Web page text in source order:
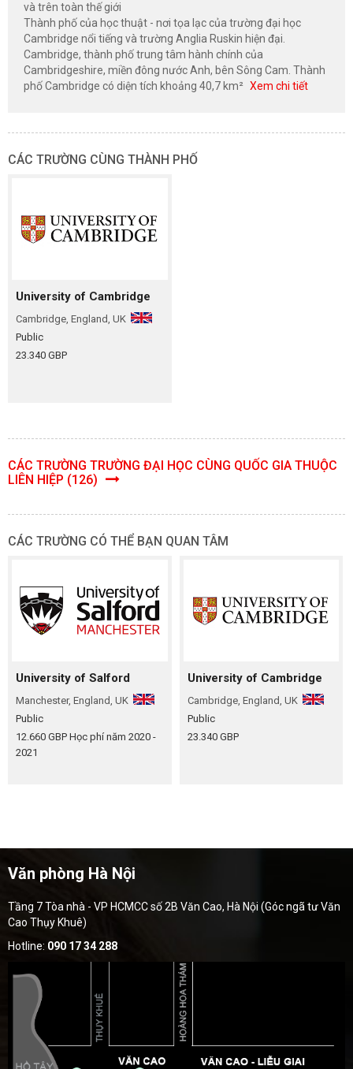
và trên toàn thế giới
Thành phố của học thuật - nơi tọa lạc của trường đại học
Cambridge nổi tiếng và trường Anglia Ruskin hiện đại.
Cambridge, thành phố trung tâm hành chính của
Cambridgeshire, miền đông nước Anh, bên Sông Cam. Thành
phố Cambridge có diện tích khoảng 40,7 km² Xem chi tiết
CÁC TRƯỜNG CÙNG THÀNH PHỐ
University of Cambridge
Cambridge, England, UK
Public
23.340 GBP
CÁC TRƯỜNG TRƯỜNG ĐẠI HỌC CÙNG QUỐC GIA THUỘC
LIÊN HIỆP (126)
CÁC TRƯỜNG CÓ THỂ BẠN QUAN TÂM
University of Salford
Manchester, England, UK
Public
12.660 GBP Học phí năm 2020 -
2021
University of Cambridge
Cambridge, England, UK
Public
23.340 GBP
Văn phòng Hà Nội
Tầng 7 Tòa nhà - VP HCMCC số 2B Văn Cao, Hà Nội (Góc ngã tư Văn
Cao Thụy Khuê)
Hotline: 090 17 34 288